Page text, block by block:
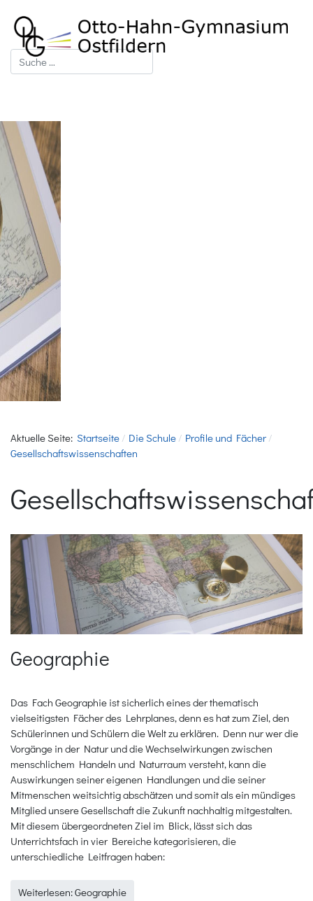
Suchen
Aktuelle Seite: Startseite Die Schule
Profile und Fächer
Gesellschaftswissenschaften
Geographie
Das Fach Geographie ist sicherlich eines der thematisch
vielseitigsten Fächer des Lehrplanes, denn es hat zum Ziel, den
Schülerinnen und Schülern die Welt zu erklären. Denn nur wer die
Vorgänge in der Natur und die Wechselwirkungen zwischen
menschlichem Handeln und Naturraum versteht, kann die
Auswirkungen seiner eigenen Handlungen und die seiner
Mitmenschen weitsichtig abschätzen und somit als ein mündiges
Mitglied unsere Gesellschaft die Zukunft nachhaltig mitgestalten.
Mit diesem übergeordneten Ziel im Blick, lässt sich das
Unterrichtsfach in vier Bereiche kategorisieren, die
unterschiedliche Leitfragen haben:
Weiterlesen: Geographie